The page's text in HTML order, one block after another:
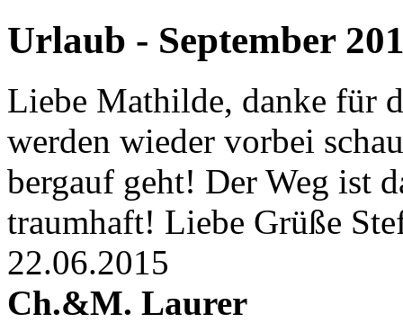
Urlaub - September
Liebe Mathilde, danke für
werden wieder vorbei
bergauf geht! Der Weg ist
traumhaft! Liebe Grüße
22.06.2015
Ch.&M. Laurer